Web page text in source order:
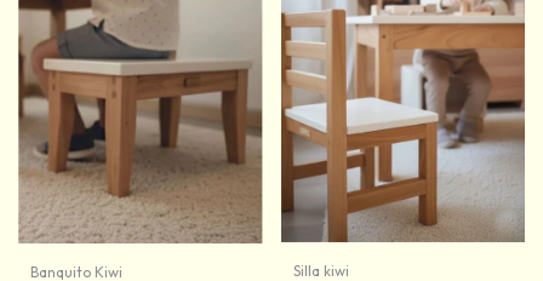
Banquito Kiwi Silla kiwi